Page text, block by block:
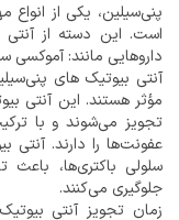
پنی‌سیلین، یکی از
است. این دسته از آنتی
داروهایی مانند: آموکسی
آنتی بیوتیک های
مؤثر هستند. این آنتی
تجویز می‌شوند و با
عفونت‌ها را دارند. آنتی
سلولی باکتری‌ها،
جلوگیری می‌کنند.
زمان تجویز آنتی